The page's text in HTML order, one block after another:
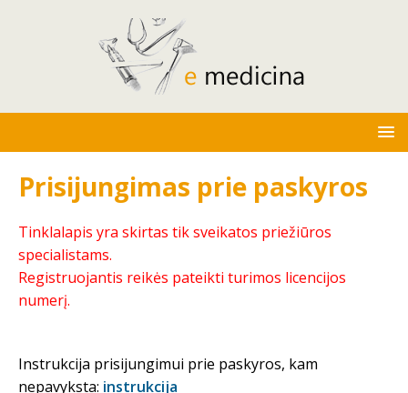
Prisijungimas prie paskyros
Tinklalapis yra skirtas tik sveikatos priežiūros
specialistams.
Registruojantis reikės pateikti turimos licencijos
numerį.
Instrukcija prisijungimui prie paskyros, kam
nepavyksta: instrukcija